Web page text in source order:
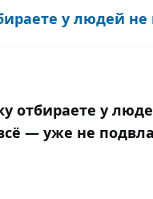
у людей не
отбираете у
— уже не